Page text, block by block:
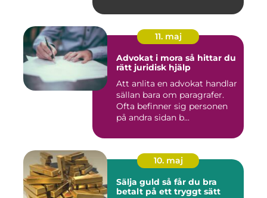
11. maj
Advokat i mora så hittar du
rätt juridisk hjälp
Att anlita en advokat handlar
sällan bara om paragrafer.
Ofta befinner sig personen
på andra sidan b...
10. maj
Sälja guld så får du bra
betalt på ett tryggt sätt